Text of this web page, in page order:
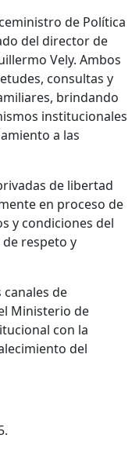
de Política
del director de
Vely. Ambos
consultas y
brindando
institucionales
a las
de libertad
en proceso de
y condiciones del
respeto y
de
Ministerio de
con la
del